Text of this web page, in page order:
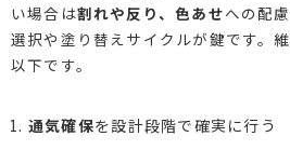
い場合は割れや反り、色あせへの配
選択や塗り替えサイクルが鍵です。
以下です。
通気確保を設計段階で確実に行う